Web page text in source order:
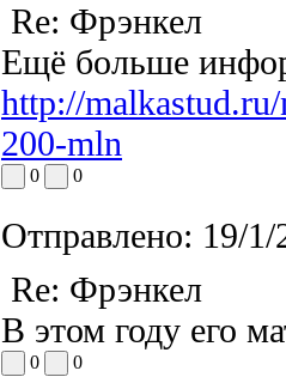
Re: Фрэнкел
Ещё больше
http://
200-mln
0 0
Отправлено: 19/
Re: Фрэнкел
В этом году его
0 0